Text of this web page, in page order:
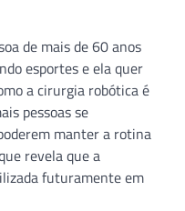
de mais de 60 anos
esportes e ela quer
a cirurgia robótica é
pessoas se
manter a rotina
revela que a
futuramente em